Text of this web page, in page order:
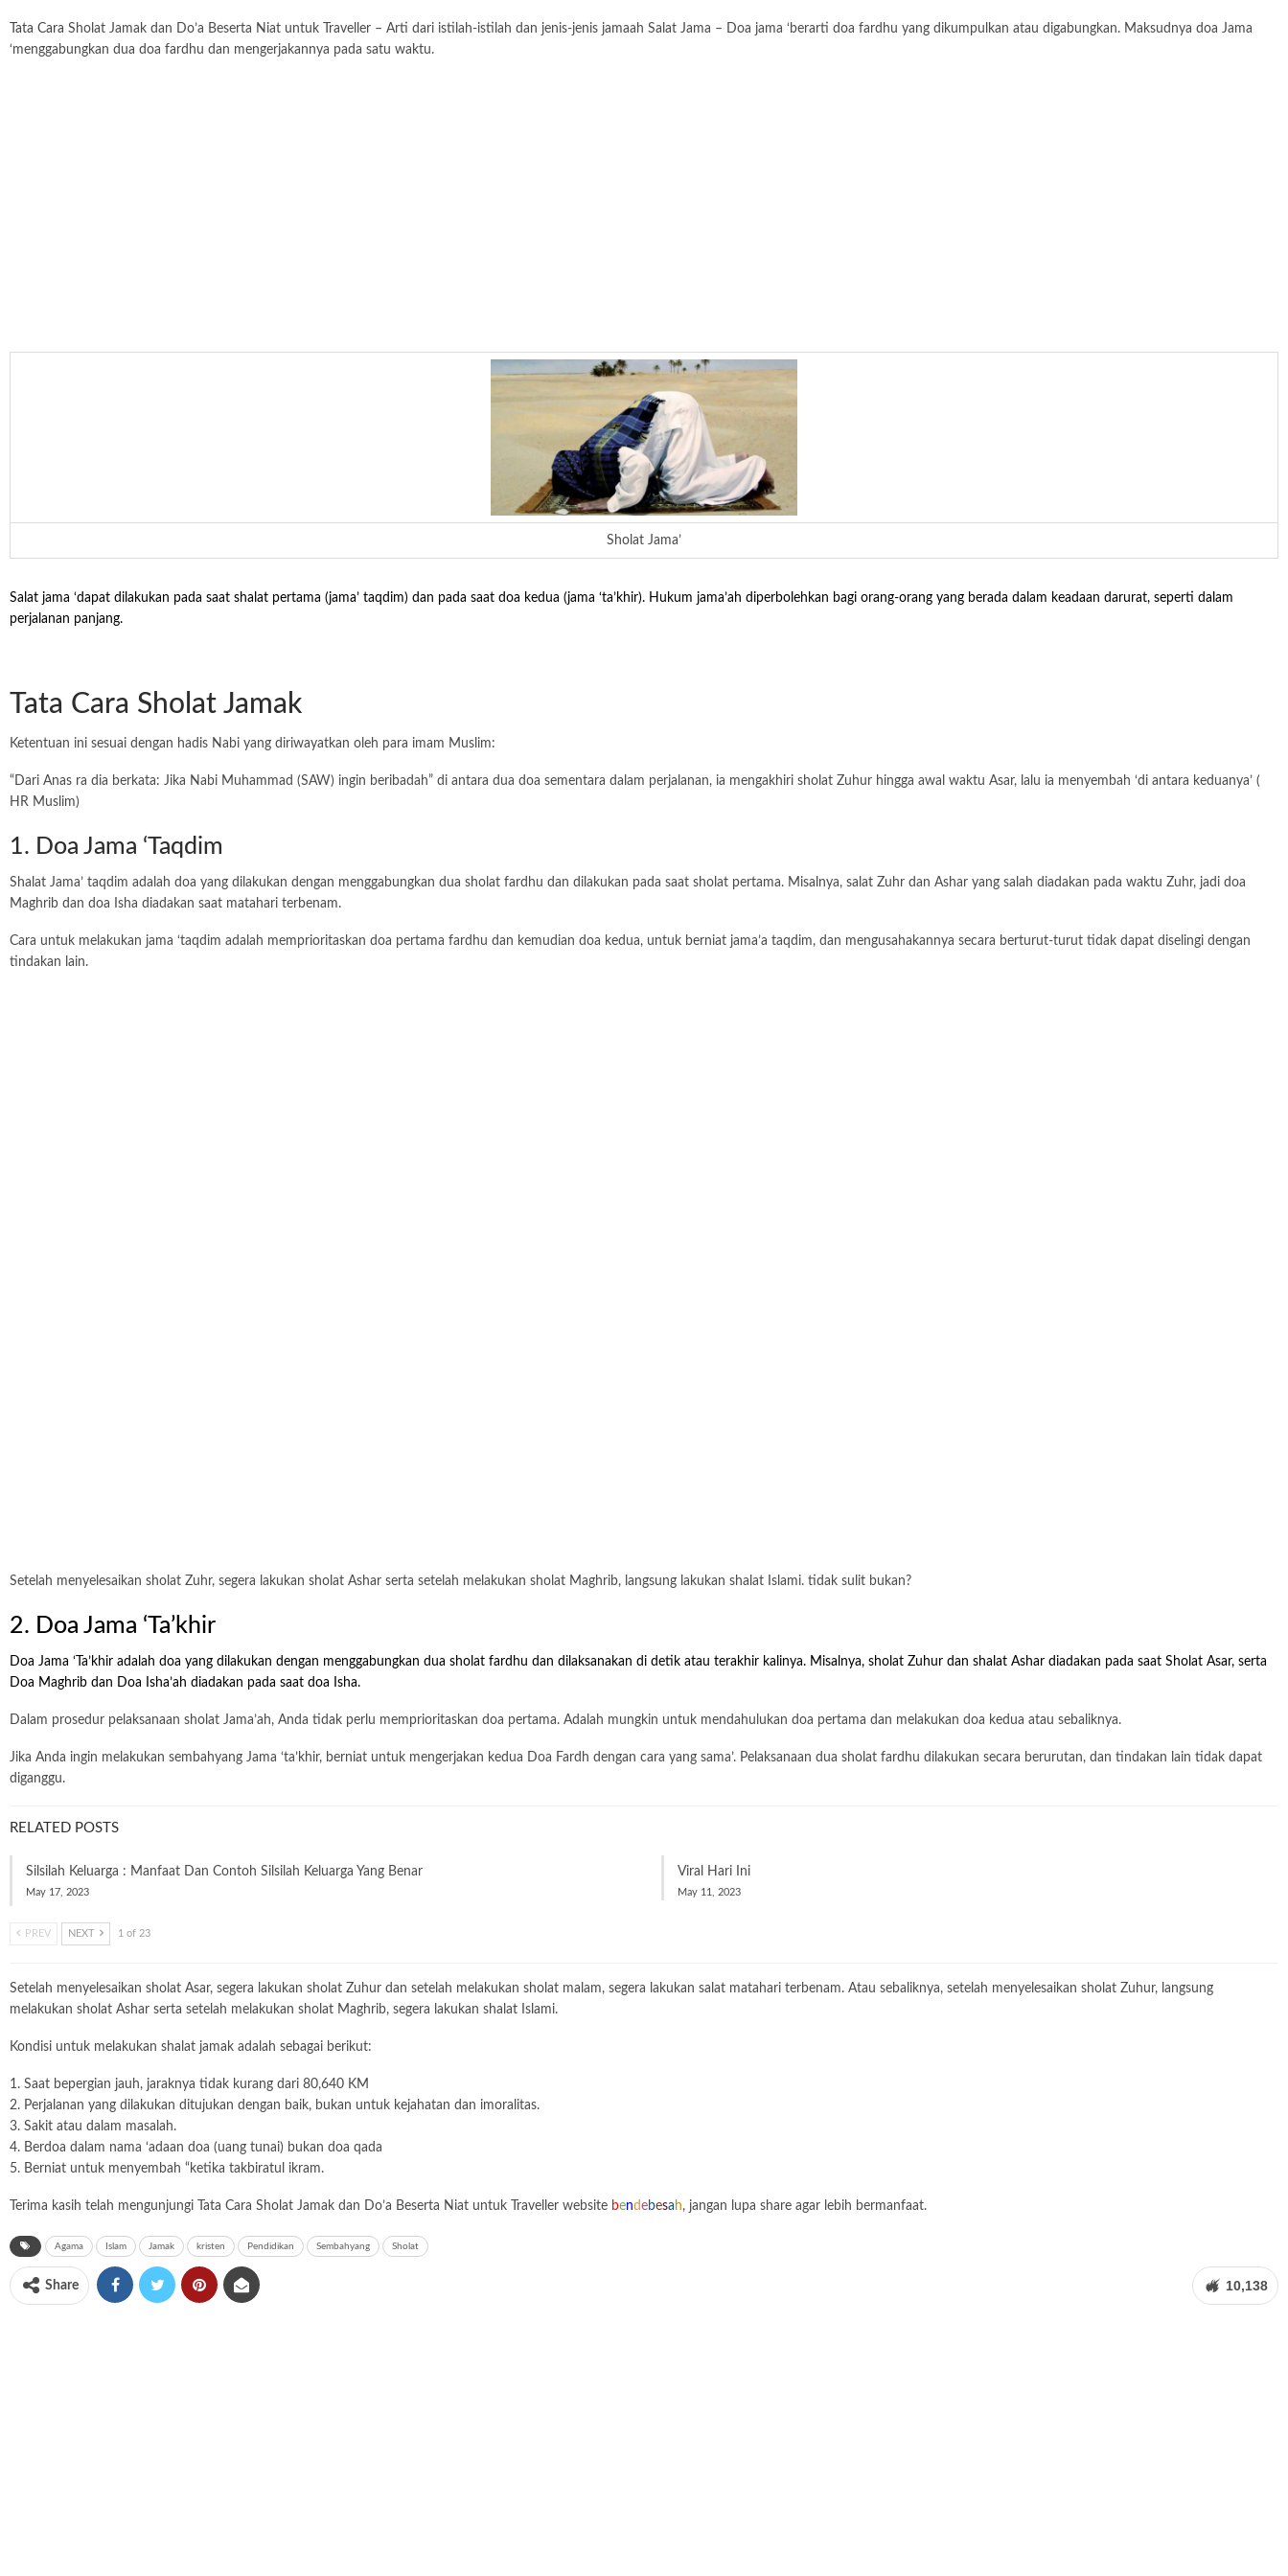
Tata Cara Sholat Jamak dan Do’a Beserta Niat untuk Traveller – Arti dari istilah-istilah dan jenis-jenis jamaah Salat Jama – Doa jama ‘berarti doa fardhu yang dikumpulkan atau digabungkan. Maksudnya doa Jama
‘menggabungkan dua doa fardhu dan mengerjakannya pada satu waktu.
Sholat Jama’
Salat jama ‘dapat dilakukan pada saat shalat pertama (jama’ taqdim) dan pada saat doa kedua (jama ‘ta’khir). Hukum jama’ah diperbolehkan bagi orang-orang yang berada dalam keadaan darurat, seperti dalam
perjalanan panjang.
Tata Cara Sholat Jamak
Ketentuan ini sesuai dengan hadis Nabi yang diriwayatkan oleh para imam Muslim:
“Dari Anas ra dia berkata: Jika Nabi Muhammad (SAW) ingin beribadah” di antara dua doa sementara dalam perjalanan, ia mengakhiri sholat Zuhur hingga awal waktu Asar, lalu ia menyembah ‘di antara keduanya’ (
HR Muslim)
1. Doa Jama ‘Taqdim
Shalat Jama’ taqdim adalah doa yang dilakukan dengan menggabungkan dua sholat fardhu dan dilakukan pada saat sholat pertama. Misalnya, salat Zuhr dan Ashar yang salah diadakan pada waktu Zuhr, jadi doa
Maghrib dan doa Isha diadakan saat matahari terbenam.
Cara untuk melakukan jama ‘taqdim adalah memprioritaskan doa pertama fardhu dan kemudian doa kedua, untuk berniat jama’a taqdim, dan mengusahakannya secara berturut-turut tidak dapat diselingi dengan
tindakan lain.
Setelah menyelesaikan sholat Zuhr, segera lakukan sholat Ashar serta setelah melakukan sholat Maghrib, langsung lakukan shalat Islami. tidak sulit bukan?
2. Doa Jama ‘Ta’khir
Doa Jama ‘Ta’khir adalah doa yang dilakukan dengan menggabungkan dua sholat fardhu dan dilaksanakan di detik atau terakhir kalinya. Misalnya, sholat Zuhur dan shalat Ashar diadakan pada saat Sholat Asar, serta
Doa Maghrib dan Doa Isha’ah diadakan pada saat doa Isha.
Dalam prosedur pelaksanaan sholat Jama’ah, Anda tidak perlu memprioritaskan doa pertama. Adalah mungkin untuk mendahulukan doa pertama dan melakukan doa kedua atau sebaliknya.
Jika Anda ingin melakukan sembahyang Jama ‘ta’khir, berniat untuk mengerjakan kedua Doa Fardh dengan cara yang sama’. Pelaksanaan dua sholat fardhu dilakukan secara berurutan, dan tindakan lain tidak dapat
diganggu.
RELATED POSTS
Silsilah Keluarga : Manfaat Dan Contoh Silsilah Keluarga Yang Benar
May 17, 2023
Viral Hari Ini
May 11, 2023
PREV NEXT 1 of 23
Setelah menyelesaikan sholat Asar, segera lakukan sholat Zuhur dan setelah melakukan sholat malam, segera lakukan salat matahari terbenam. Atau sebaliknya, setelah menyelesaikan sholat Zuhur, langsung
melakukan sholat Ashar serta setelah melakukan sholat Maghrib, segera lakukan shalat Islami.
Kondisi untuk melakukan shalat jamak adalah sebagai berikut:
1. Saat bepergian jauh, jaraknya tidak kurang dari 80,640 KM
2. Perjalanan yang dilakukan ditujukan dengan baik, bukan untuk kejahatan dan imoralitas.
3. Sakit atau dalam masalah.
4. Berdoa dalam nama ‘adaan doa (uang tunai) bukan doa qada
5. Berniat untuk menyembah “ketika takbiratul ikram.
Terima kasih telah mengunjungi Tata Cara Sholat Jamak dan Do’a Beserta Niat untuk Traveller website bendebesa h, jangan lupa share agar lebih bermanfaat.
Agama Islam Jamak kristen Pendidikan Sembahyang Sholat
10,138
Share